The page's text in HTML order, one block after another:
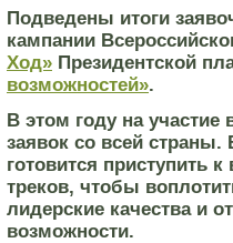
Подведены итоги
кампании
Ход» Президентской
возможностей».
В этом году на участие
заявок со всей страны.
готовится приступить
треков, чтобы
лидерские качества и
возможности.